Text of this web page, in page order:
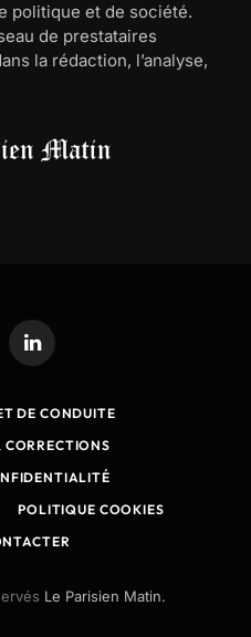
politique et de société.
de prestataires
la rédaction, l’analyse,
LinkedIn
DE CONDUITE
POLITIQUE COOKIES
Le Parisien Matin.